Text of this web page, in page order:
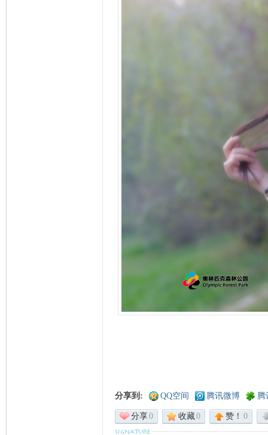
分享到: QQ空间 腾讯微博 腾
分享0 收藏0 赞！ 0